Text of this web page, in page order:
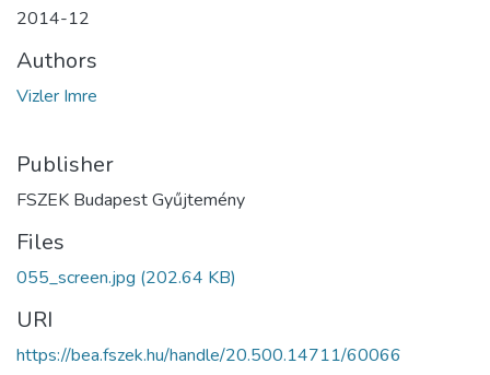
2014-12
Authors
Vizler Imre
Publisher
FSZEK Budapest Gyűjtemény
Files
055_screen.jpg (202.64 KB)
URI
https://bea.fszek.hu/handle/20.500.14711/60066